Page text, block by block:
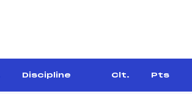
Discipline Clt. Pts